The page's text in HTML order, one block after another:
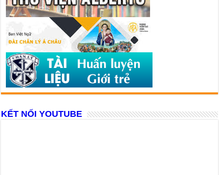
KẾT NỐI YOUTUBE